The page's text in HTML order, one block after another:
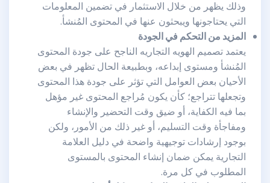
وذلك يظهر من خلال الاستثمار في تضمين المعلومات
التي يحتاجونها ويبحثون عنها في المحتوى المُنشأ.
المزيد من التحكم في الجودة
يعتمد تصميم الهويه التجاريه الناجح على جودة المحتوى
المُنشأ ومستوى إبداعه، وبطبيعة الحال تظهر في بعض
الأحيان بعض العوامل التي تؤثر على جودة هذا المحتوى
وتجعلها تتراجع؛ كأن يكون مُراجع المحتوى غير مؤهل
بما فيه الكفاية، أو ضيق وقت التحضير والإنشاء
ومفاجأة وقت التسليم، أو غير ذلك من الأمور، ولكن
بوجود إرشادات توجيهية واضحة في دليل العلامة
التجارية يمكن ضمان إنشاء المحتوى بالمستوى
المطلوب في كل مرة.